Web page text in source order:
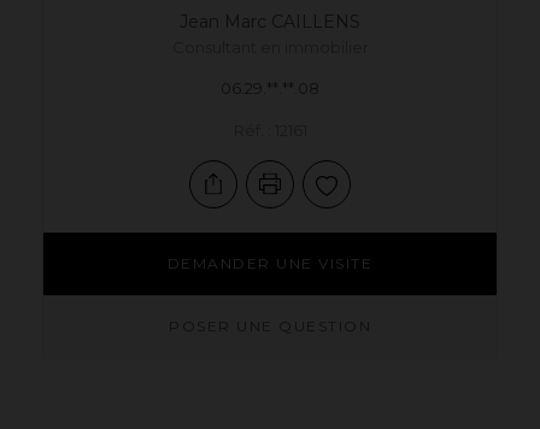
Jean Marc CAILLENS
06.29.**.**.08
DEMANDER UNE VISITE
POSER UNE QUESTION